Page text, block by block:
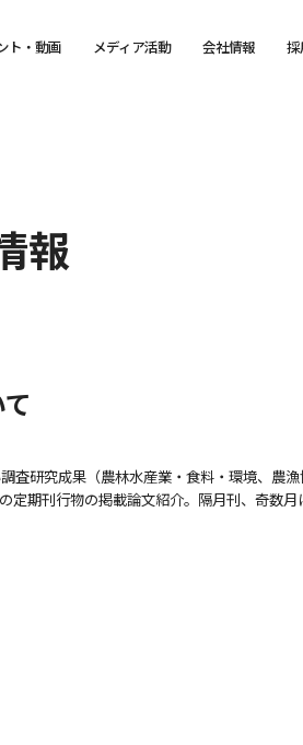
ト・動画 メディア活動 会社情報 採
報
研究成果（農林水産業・食料・環境、農
期刊行物の掲載論文紹介。隔月刊、奇数月